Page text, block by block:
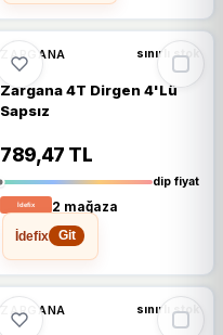
%8
ZARGANA sınırlı stok
Zargana 4T Dirgen 4'Lü
Sapsız
789,47 TL
dip fiyat
2 mağaza
İdefix
Git
%8
ZARGANA sınırlı stok